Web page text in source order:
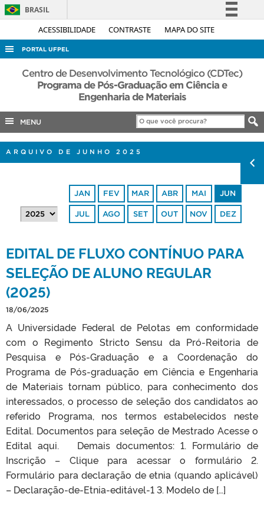
ACESSIBILIDADE CONTRASTE MAPA DO SITE
BRASIL
Simplifique!
Acesso à informação
Legislação
Canais
PORTAL UFPEL
ACESSO À INFORMAÇÃO
AUDITORIA
EDITAIS
PORTARIAS
Centro de Desenvolvimento Tecnológico (CDTec)
Programa de Pós-Graduação em Ciência e
Engenharia de Materiais
MENU
ARQUIVO DE JUNHO 2025
JAN FEV MAR ABR MAI JUN
JUL AGO SET OUT NOV DEZ
EDITAL DE FLUXO CONTÍNUO PARA
SELEÇÃO DE ALUNO REGULAR
(2025)
18/06/2025
A Universidade Federal de Pelotas em conformidade
com o Regimento Stricto Sensu da Pró-Reitoria de
Pesquisa e Pós-Graduação e a Coordenação do
Programa de Pós-graduação em Ciência e Engenharia
de Materiais tornam público, para conhecimento dos
interessados, o processo de seleção dos candidatos ao
referido Programa, nos termos estabelecidos neste
Edital. Documentos para seleção de Mestrado Acesse o
Edital aqui. Demais documentos: 1. Formulário de
Inscrição – Clique para acessar o formulário 2.
Formulário para declaração de etnia (quando aplicável)
– Declaração-de-Etnia-editável-1 3. Modelo de […]